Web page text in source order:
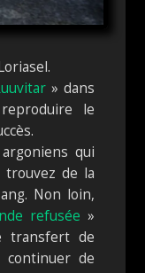
» dans
le
qui
de la
Non loin,
refusée »
transfert de
de